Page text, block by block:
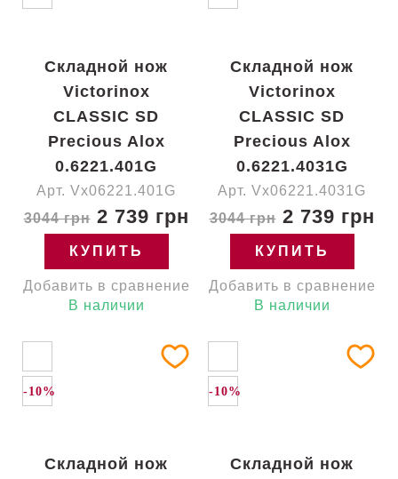
Складной нож
Victorinox
CLASSIC SD
Precious Alox
0.6221.401G
Арт. Vx06221.401G
3044 грн2 739 грн
КУПИТЬ
Добавить в сравнение
В наличии
Складной нож
Victorinox
CLASSIC SD
Precious Alox
0.6221.4031G
Арт. Vx06221.4031G
3044 грн2 739 грн
КУПИТЬ
Добавить в сравнение
В наличии
-10%
Складной нож
-10%
Складной нож